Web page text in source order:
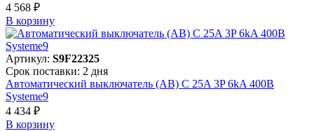
4 568 ₽
В корзинy
Артикул: S9F22325
Срок поставки: 2 дня
Автоматический выключатель (АВ) C 25A 3P 6kA 400В
Systeme9
4 434 ₽
В корзинy